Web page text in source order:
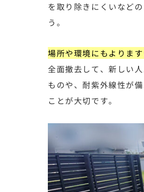
を取り除きにくいなど
う。
場所や環境にもよりま
全面撤去して、新しい
ものや、耐紫外線性が
ことが大切です。